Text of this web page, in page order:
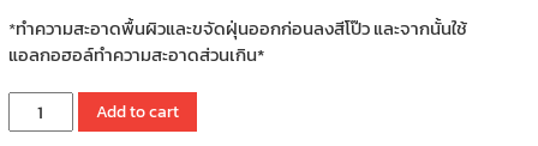
*ทำความสะอาดพื้นผิวและขจัดฝุ่นออกก่อนลงสีโป๊ว และจากนั้นใช้
แอลกอฮอล์ทำความสะอาดส่วนเกิน*
Phrozen
Light
Add to cart